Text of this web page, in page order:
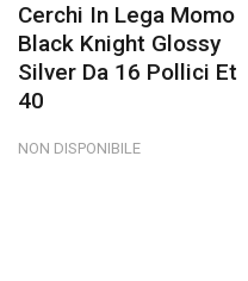
Cerchi In Lega Momo
Black Knight Glossy
Silver Da 16 Pollici Et
40
NON DISPONIBILE